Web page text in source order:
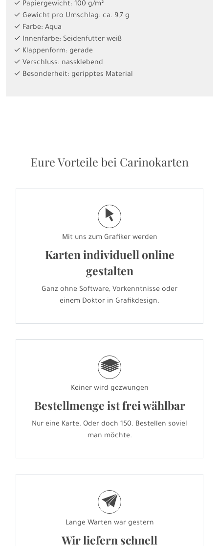
✓ Papiergewicht: 100 g/m²
✓ Gewicht pro Umschlag: ca. 9,7 g
✓ Farbe: Aqua
✓ Innenfarbe: Seidenfutter weiß
✓ Klappenform: gerade
✓ Verschluss: nassklebend
✓ Besonderheit: geripptes Material
Eure Vorteile bei Carinokarten
j
Mit uns zum Grafiker werden
Karten individuell online
gestalten
Ganz ohne Software, Vorkenntnisse oder
einem Doktor in Grafikdesign.
g
Keiner wird gezwungen
Bestellmenge ist frei wählbar
Nur eine Karte. Oder doch 150. Bestellen soviel
man möchte.
e
Lange Warten war gestern
Wir liefern schnell